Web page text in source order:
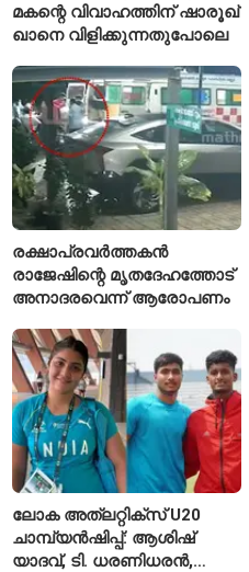
മകന്റെ വിവാഹത്തിന് ഷാരൂഖ്
ഖാനെ വിളിക്കുന്നതുപോലെ
രക്ഷാപ്രവർത്തകൻ
രാജേഷിന്റെ മൃതദേഹത്തോട്
അനാദരവെന്ന് ആരോപണം
ലോക അത്‌ലറ്റിക്സ് U20
ചാമ്പ്യൻഷിപ്പ്: ആശിഷ്
യാദവ്, ടി. ധരണിധരൻ,